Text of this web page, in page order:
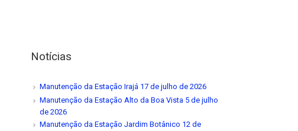
Notícias
Manutenção da Estação Irajá 17 de julho de 2026
Manutenção da Estação Alto da Boa Vista 5 de julho
de 2026
Manutenção da Estação Jardim Botânico 12 de